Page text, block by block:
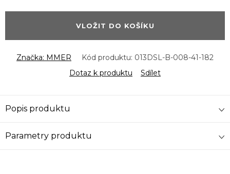
cena:
VLOŽIT DO KOŠÍKU
Značka: MMER Kód produktu: 013DSL-B-008-41-182
Dotaz k produktu
Sdílet
Popis produktu
Parametry produktu